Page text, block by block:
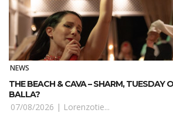
NEWS
THE BEACH & CAVA – SHARM, TUESDAY
BALLA?
07/08/2026 | Lorenzotie...